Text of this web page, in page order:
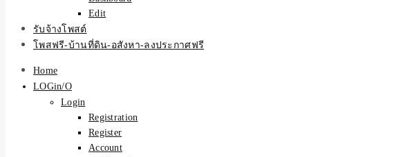
Edit
รับจ้างโพสต์
โพสฟรี-บ้านที่ดิน-อสังหา-ลงประกาศฟรี
Home
LOGin/O
Login
Registration
Register
Account